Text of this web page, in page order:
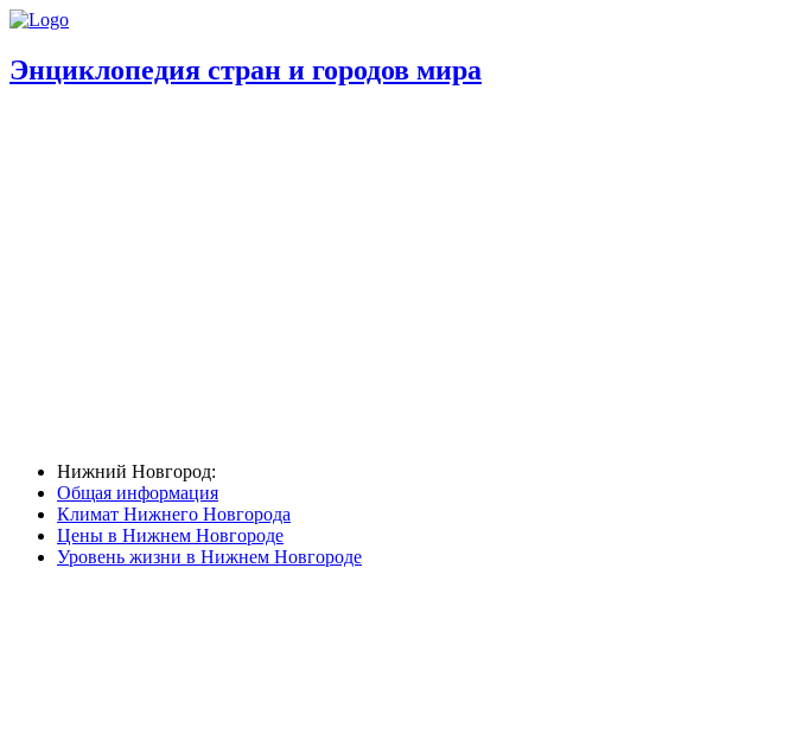
Энциклопедия стран и городов мира
Нижний Новгород:
Общая информация
Климат Нижнего Новгорода
Цены в Нижнем Новгороде
Уровень жизни в Нижнем Новгороде